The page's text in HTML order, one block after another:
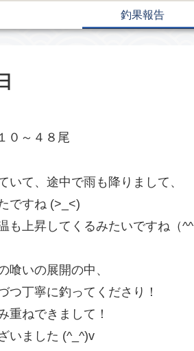
釣果報告
～４８尾
いて、途中で雨も降りまして、
ですね (>_<)
も上昇してくるみたいですね（^^
喰いの展開の中、
つ丁寧に釣ってくださり！
重ねできまして！
いました (^_^)v